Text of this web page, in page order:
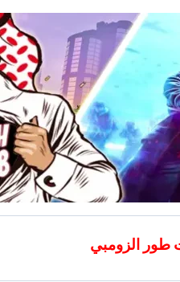
طور الزومبي